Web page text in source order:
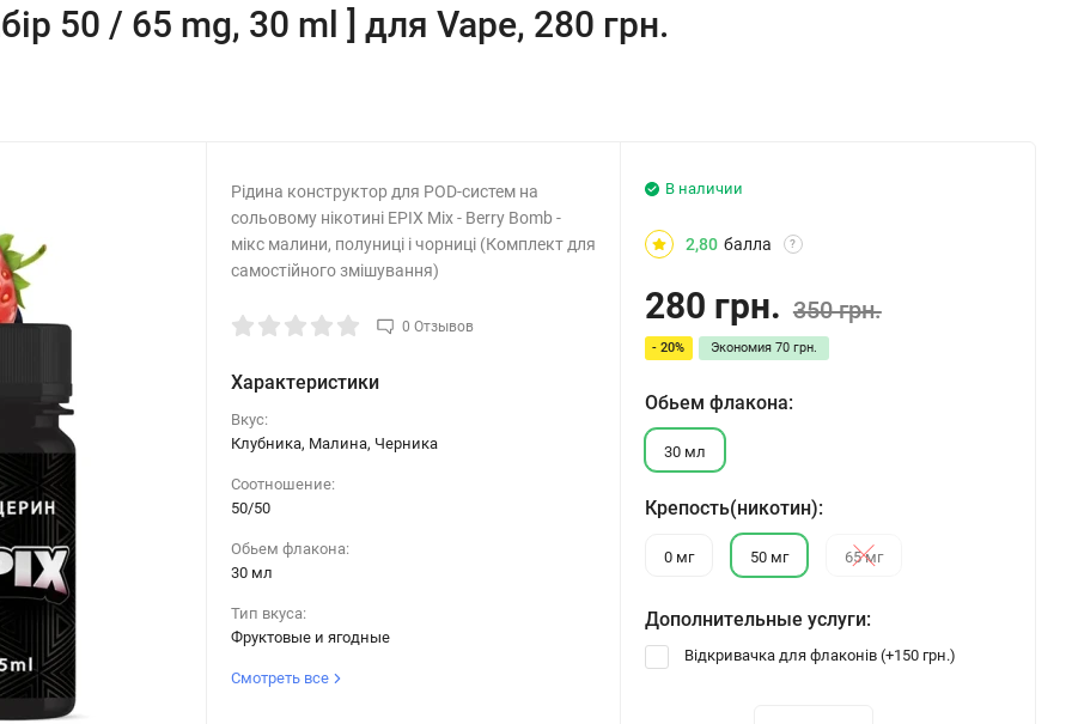
50 / 65 mg, 30 ml ] для Vape, 280 грн.
Рідина конструктор для POD-систем на
сольовому нікотині EPIX Mix - Berry Bomb -
мікс малини, полуниці і чорниці (Комплект для
самостійного змішування)
0 Отзывов
Характеристики
Вкус:
Клубника, Малина, Черника
Соотношение:
50/50
Обьем флакона:
30 мл
Тип вкуса:
Фруктовые и ягодные
Смотреть все
В наличии
2,80 балла ?
280 грн. 350 грн.
- 20% Экономия 70 грн.
Обьем флакона:
30 мл
Крепость(никотин):
0 мг 50 мг 65 мг
Дополнительные услуги:
Відкривачка для флаконів (+150 грн.)